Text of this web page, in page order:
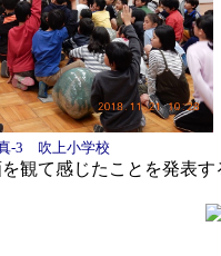
-3 吹上小学校
観て感じたことを発表す